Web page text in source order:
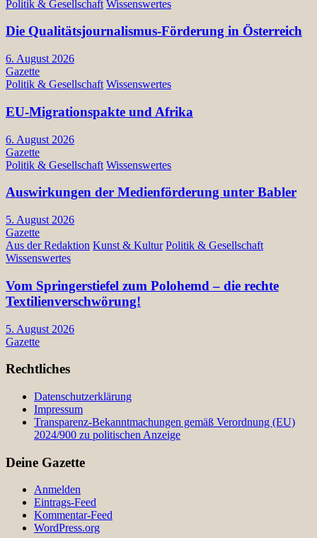
Politik & Gesellschaft Wissenswertes
Die Qualitätsjournalismus-Förderung in Österreich
6. August 2026
Gazette
Politik & Gesellschaft Wissenswertes
EU-Migrationspakte und Afrika
6. August 2026
Gazette
Politik & Gesellschaft Wissenswertes
Auswirkungen der Medienförderung unter Babler
5. August 2026
Gazette
Aus der Redaktion Kunst & Kultur Politik & Gesellschaft
Wissenswertes
Vom Springerstiefel zum Polohemd – die rechte
Textilienverschwörung!
5. August 2026
Gazette
Rechtliches
Datenschutzerklärung
Impressum
Transparenz-Bekanntmachungen gemäß Verordnung (EU)
2024/900 zu politischen Anzeige
Deine Gazette
Anmelden
Eintrags-Feed
Kommentar-Feed
WordPress.org